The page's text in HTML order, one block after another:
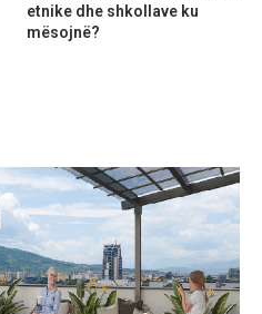
etnike dhe shkollave ku
mësojnë?